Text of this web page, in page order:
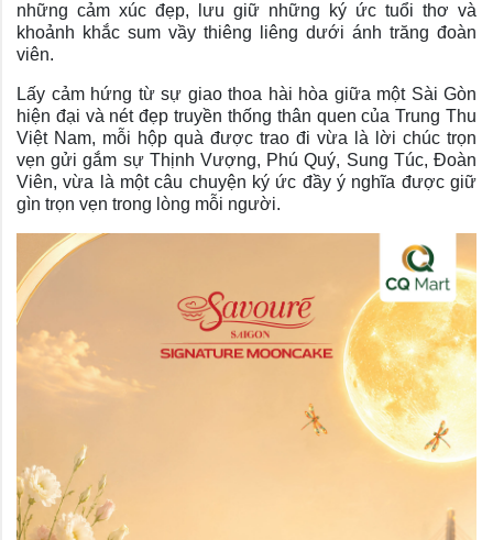
những cảm xúc đẹp, lưu giữ những ký ức tuổi thơ và
khoảnh khắc sum vầy thiêng liêng dưới ánh trăng đoàn
viên.
Lấy cảm hứng từ sự giao thoa hài hòa giữa một Sài Gòn
hiện đại và nét đẹp truyền thống thân quen của Trung Thu
Việt Nam, mỗi hộp quà được trao đi vừa là lời chúc trọn
vẹn gửi gắm sự Thịnh Vượng, Phú Quý, Sung Túc, Đoàn
Viên, vừa là một câu chuyện ký ức đầy ý nghĩa được giữ
gìn trọn vẹn trong lòng mỗi người.